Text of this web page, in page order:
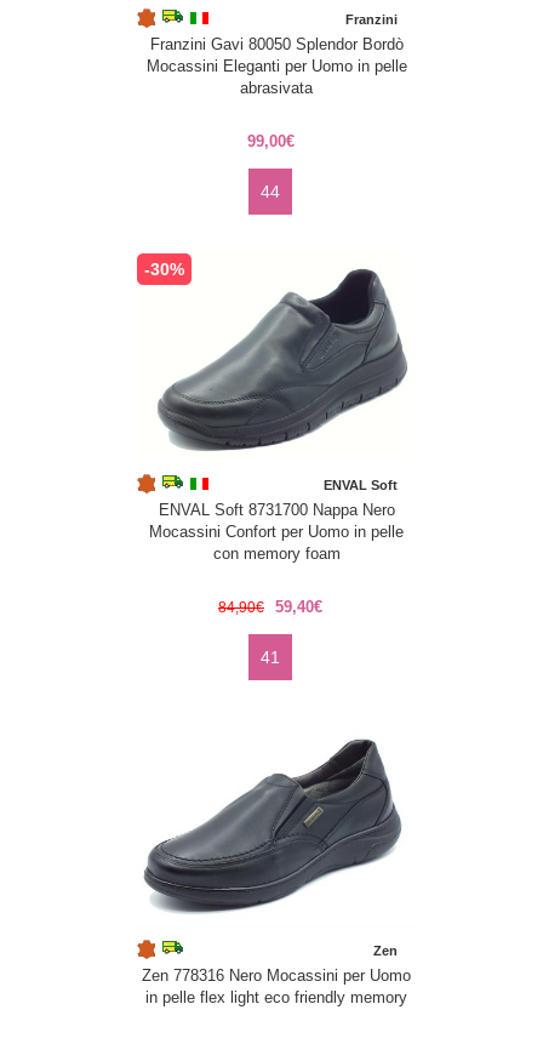
Franzini
Franzini Gavi 80050 Splendor Bordò
Mocassini Eleganti per Uomo in pelle
abrasivata
99,00€
44
-30%
ENVAL Soft
ENVAL Soft 8731700 Nappa Nero
Mocassini Confort per Uomo in pelle
con memory foam
84,90€ 59,40€
41
Zen
Zen 778316 Nero Mocassini per Uomo
in pelle flex light eco friendly memory